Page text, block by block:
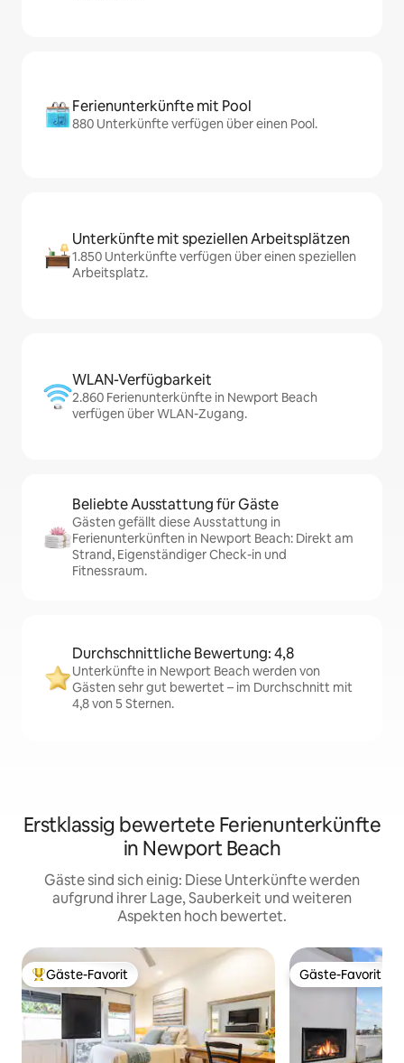
Ferienunterkünfte mit Pool
880 Unterkünfte verfügen über einen Pool.
Unterkünfte mit speziellen Arbeitsplätzen
1.850 Unterkünfte verfügen über einen speziellen
Arbeitsplatz.
WLAN-Verfügbarkeit
2.860 Ferienunterkünfte in Newport Beach
verfügen über WLAN-Zugang.
Beliebte Ausstattung für Gäste
Gästen gefällt diese Ausstattung in
Ferienunterkünften in Newport Beach: Direkt am
Strand, Eigenständiger Check-in und
Fitnessraum.
Durchschnittliche Bewertung: 4,8
Unterkünfte in Newport Beach werden von
Gästen sehr gut bewertet – im Durchschnitt mit
4,8 von 5 Sternen.
Erstklassig bewertete Ferienunterkünfte
in Newport Beach
Gäste sind sich einig: Diese Unterkünfte werden
aufgrund ihrer Lage, Sauberkeit und weiteren
Aspekten hoch bewertet.
Beliebter Gäste-Favorit.
Gäste-Favorit Gäste-Favorit
Gäste-Favorit